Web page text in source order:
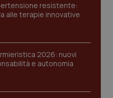
resistente:
alle terapie innovative
2026: nuovi
e autonomia